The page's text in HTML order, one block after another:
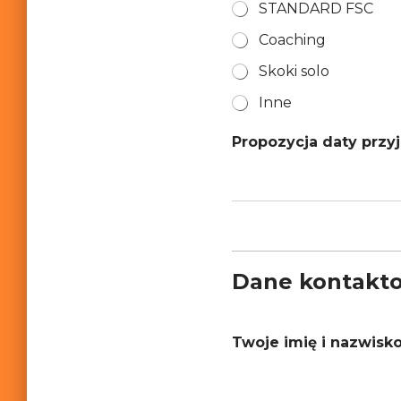
STANDARD FSC
Coaching
Skoki solo
Inne
Propozycja daty
Dane
Twoje imię i